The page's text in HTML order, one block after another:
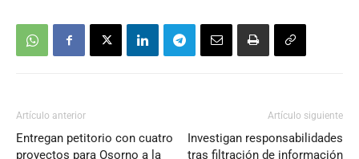
Artículo anterior
Entregan petitorio con cuatro
proyectos para Osorno a la
Artículo siguiente
Investigan responsabilidades
tras filtración de información